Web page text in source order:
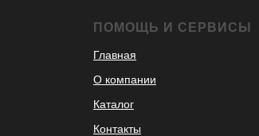
ПОМОЩЬ И СЕРВИСЫ
Главная
О компании
Каталог
Контакты